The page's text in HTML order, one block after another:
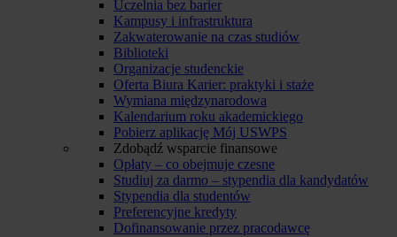
Uczelnia bez barier
Kampusy i infrastruktura
Zakwaterowanie na czas studiów
Biblioteki
Organizacje studenckie
Oferta Biura Karier: praktyki i staże
Wymiana międzynarodowa
Kalendarium roku akademickiego
Pobierz aplikację Mój USWPS
Zdobądź wsparcie finansowe
Opłaty – co obejmuje czesne
Studiuj za darmo – stypendia dla kandydatów
Stypendia dla studentów
Preferencyjne kredyty
Dofinansowanie przez pracodawcę